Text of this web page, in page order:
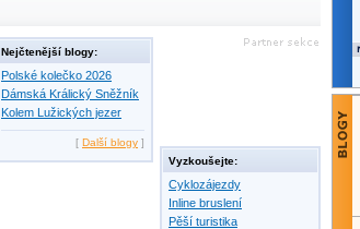
Nejčtenější blogy:
Polské kolečko 2026
Dámská Králický Sněžník
Kolem Lužických jezer
[ Další blogy ]
Vyzkoušejte:
Cyklozájezdy
Inline bruslení
Pěší turistika